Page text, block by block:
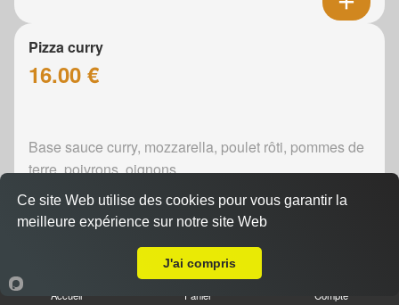
Pizza curry
16.00 €
Base sauce curry, mozzarella, poulet rôti, pommes de
terre, poivrons, oignons
Accueil Panier Compte
Ce site Web utilise des cookies pour vous garantir la
meilleure expérience sur notre site Web
J'ai compris